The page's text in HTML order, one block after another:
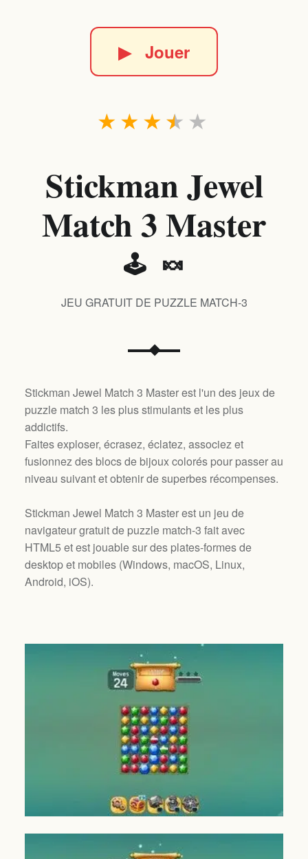
▶Jouer
★
★
★
★
★
Stickman Jewel
Match 3 Master
🕹️ 🍬
JEU GRATUIT DE PUZZLE MATCH-3
Stickman Jewel Match 3 Master est l'un des jeux de
puzzle match 3 les plus stimulants et les plus
addictifs.
Faites exploser, écrasez, éclatez, associez et
fusionnez des blocs de bijoux colorés pour passer au
niveau suivant et obtenir de superbes récompenses.
Stickman Jewel Match 3 Master est un jeu de
navigateur gratuit de puzzle match-3 fait avec
HTML5 et est jouable sur des plates-formes de
desktop et mobiles (Windows, macOS, Linux,
Android, iOS).